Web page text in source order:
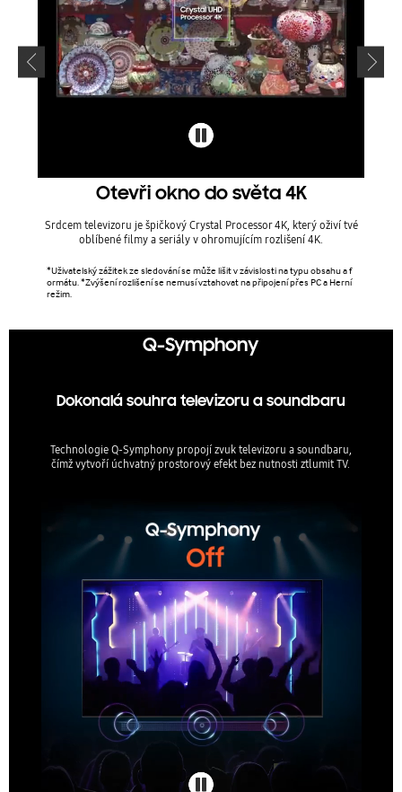
Otevři okno do světa 4K
Srdcem televizoru je špičkový Crystal Processor 4K, který oživí tvé
oblíbené filmy a seriály v ohromujícím rozlišení 4K.
*Uživatelský zážitek ze sledování se může lišit v závislosti na typu obsahu a f
ormátu. *Zvýšení rozlišení se nemusí vztahovat na připojení přes PC a Herní
režim.
Q-Symphony
Dokonalá souhra televizoru a soundbaru
Technologie Q-Symphony propojí zvuk televizoru a soundbaru,
čímž vytvoří úchvatný prostorový efekt bez nutnosti ztlumit TV.